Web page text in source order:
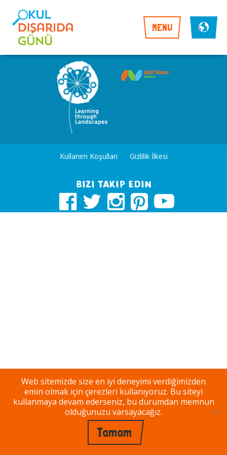
MENU
Kullanım Koşulları Gizlilik İlkesi
Bizi takip edin
Web sitemizde size en iyi deneyimi verdiğimizden
emin olmak için çerezleri kullanıyoruz. Bu siteyi
kullanmaya devam ederseniz, bu durumdan memnun
olduğunuzu varsayacağız.
Tamam